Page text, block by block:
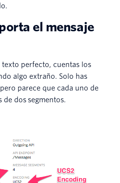
el mensaje
texto perfecto, cuentas los
algo extraño. Solo has
parece que cada uno de
de dos segmentos.